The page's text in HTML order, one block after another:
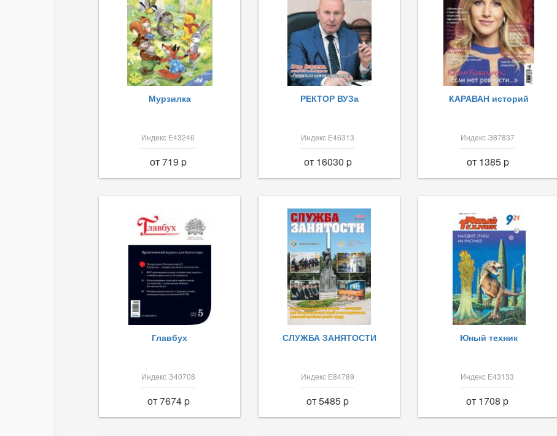
Мурзилка
Индекс Е43246
от 719 p
РЕКТОР ВУЗа
Индекс Е46313
от 16030 p
КАРАВАН историй
Индекс Э87837
от 1385 p
Главбух
Индекс Э40708
от 7674 p
СЛУЖБА ЗАНЯТОСТИ
Индекс Е84789
от 5485 p
Юный техник
Индекс Е43133
от 1708 p